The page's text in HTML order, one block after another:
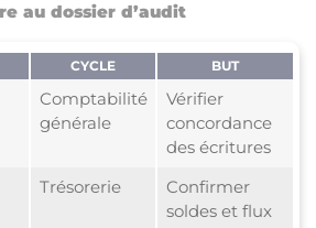
au dossier d’audit
CYCLE BUT
Comptabilité
générale
Vérifier
concordance
des écritures
Trésorerie
Confirmer
soldes et flux